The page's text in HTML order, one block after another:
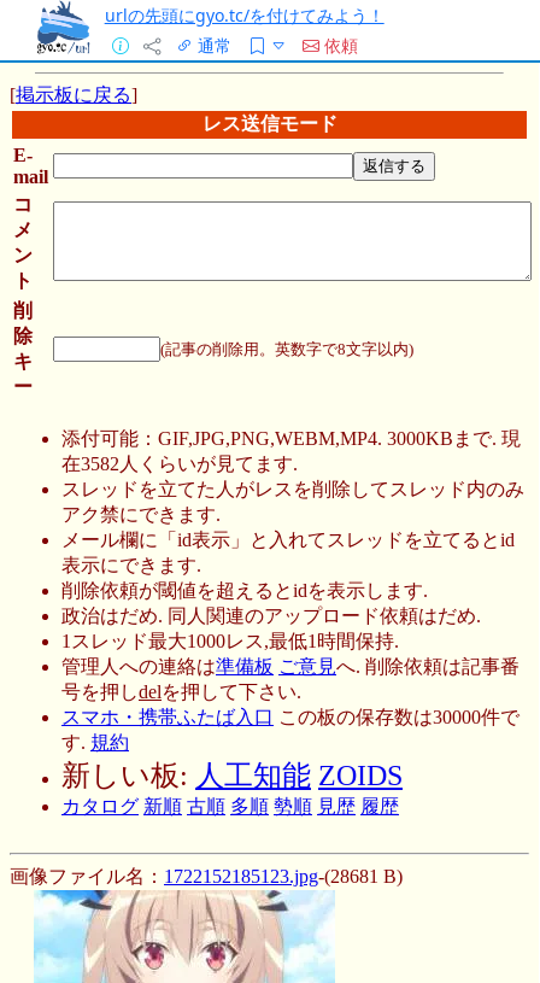
urlの先頭にgyo.tc/を付けてみよう！
通常
依頼